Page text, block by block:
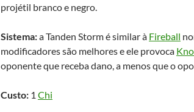
projétil branco e negro.
Sistema:a Tanden Storm é similar à Fireball
modificadores são melhores e ele provoca
oponente que receba dano, a menos que o
Custo: 1 Chi